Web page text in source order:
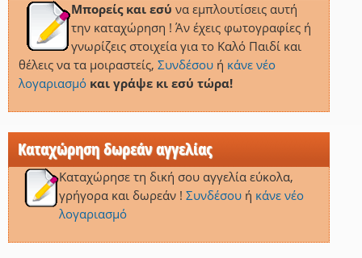
Μπορείς και εσύ να εμπλουτίσεις αυτή
την καταχώρηση ! Άν έχεις φωτογραφίες ή
γνωρίζεις στοιχεία για το Καλό Παιδί και
θέλεις να τα μοιραστείς, Συνδέσουή κάνε νέο
λογαριασμό και γράψε κι εσύ τώρα!
Καταχώρηση δωρεάν αγγελίας
Καταχώρησε τη δική σου αγγελία εύκολα,
γρήγορα και δωρεάν ! Συνδέσουή κάνε νέο
λογαριασμό